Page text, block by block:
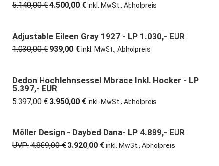
5.140,00€Ursprünglicher
5.140,00 €
4.500,00 €Aktueller
4.500,00 €.
inkl. MwSt., Abholpreis
9% günstiger
Adjustable Eileen Gray 1927 - LP 1.030,- EUR
1.030,00€ Ursprünglicher
1.030,00 €
939,00 €Aktueller
939,00 €.
inkl. MwSt., Abholpreis
27% günstiger
Dedon Hochlehnsessel Mbrace Inkl. Hocker - LP
5.397,- EUR
5.397,00€ Ursprünglicher
5.397,00 €
3.950,00 €Aktueller
3.950,00 €.
inkl. MwSt., Abholpreis
20% günstiger
Möller Design - Daybed Dana- LP 4.889,- EUR
UVP:4.889,00€ Ursprünglicher
3.920,00 €Aktueller
inkl. MwSt., Abholpreis